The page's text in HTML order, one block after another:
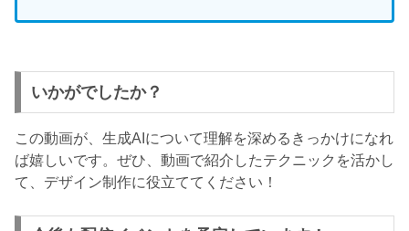
いかがでしたか？
この動画が、生成AIについて理解を深めるきっかけになれ
ば嬉しいです。ぜひ、動画で紹介したテクニックを活かし
て、デザイン制作に役立ててください！